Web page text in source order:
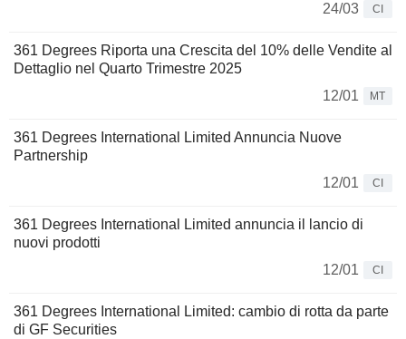
24/03
CI
361 Degrees Riporta una Crescita del 10% delle Vendite al
Dettaglio nel Quarto Trimestre 2025
12/01
MT
361 Degrees International Limited Annuncia Nuove
Partnership
12/01
CI
361 Degrees International Limited annuncia il lancio di
nuovi prodotti
12/01
CI
361 Degrees International Limited: cambio di rotta da parte
di GF Securities